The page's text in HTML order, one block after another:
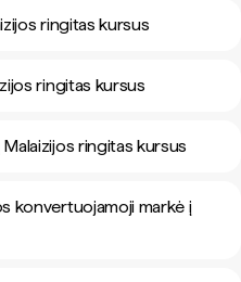
ringitas kursus
ringitas kursus
ringitas kursus
konvertuojamoji markė į